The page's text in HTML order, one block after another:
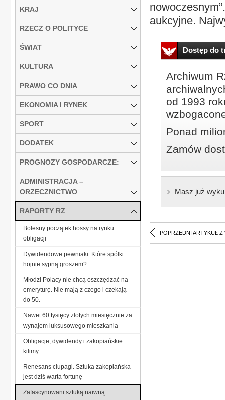
aukcyjne.
Dostęp do
Archiwum
od 1993
Ponad
Zamów
Masz już
POPRZEDNI ARTYKUŁ Z
KRAJ
RZECZ O POLITYCE
ŚWIAT
KULTURA
PRAWO CO DNIA
EKONOMIA I RYNEK
SPORT
DODATEK
PROGNOZY GOSPODARCZE:
ADMINISTRACJA –
ORZECZNICTWO
RAPORTY RZ
Bolesny początek hossy na rynku
obligacji
Dywidendowe pewniaki. Które spółki
hojnie sypną groszem?
Młodzi Polacy nie chcą oszczędzać na
emeryturę. Nie mają z czego i czekają
do 50.
Nawet 60 tysięcy złotych miesięcznie za
wynajem luksusowego mieszkania
Obligacje, dywidendy i zakopiańskie
kilimy
Renesans ciupagi. Sztuka zakopiańska
jest dziś warta fortunę
Zafascynowani sztuką naiwną